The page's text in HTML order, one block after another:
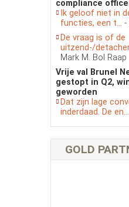
compliance
Ik geloof niet in
functies, een t... -
De vraag is of de
uitzend-/
Mark M. Bol Raap
Vrije val Brunel
gestopt in Q2,
geworden
Dat zijn lage
inderdaad. De en...
GOLD